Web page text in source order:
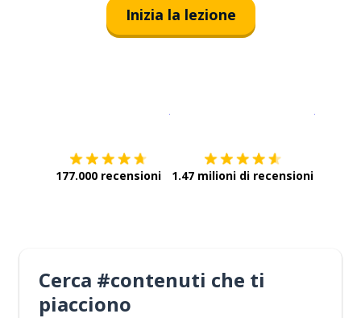
Inizia la lezione
177.000 recensioni 1.47 milioni di recensioni
Cerca #contenuti che ti
piacciono